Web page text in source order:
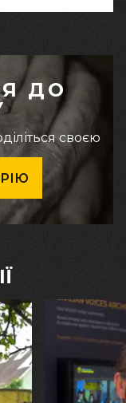
ДО
своєю